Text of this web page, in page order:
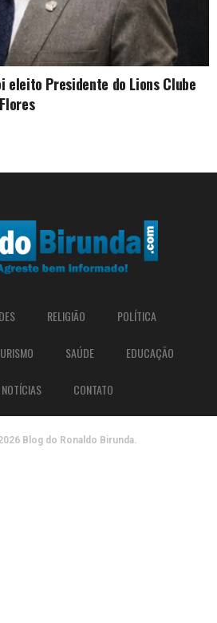
eleito Presidente do Lions Clube
RELIGIÃO POLÍTICA
SAÚDE EDUCAÇÃO
CONTATO
Blog do Ronaldo Birunda.